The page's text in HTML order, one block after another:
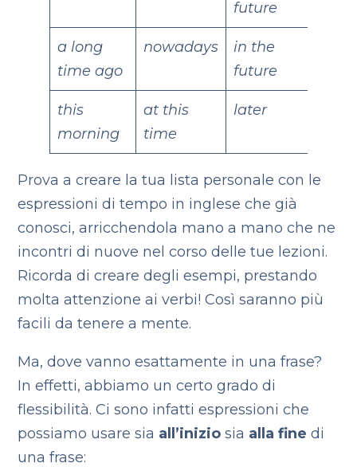
future
a long
time ago
nowadays
in the
future
this
morning
at this
time
later
Prova a creare la tua lista personale con le
espressioni di tempo in inglese che già
conosci, arricchendola mano a mano che ne
incontri di nuove nel corso delle tue lezioni.
Ricorda di creare degli esempi, prestando
molta attenzione ai verbi! Così saranno più
facili da tenere a mente.
Ma, dove vanno esattamente in una frase?
In effetti, abbiamo un certo grado di
flessibilità. Ci sono infatti espressioni che
possiamo usare sia all’inizio sia alla fine di
una frase: